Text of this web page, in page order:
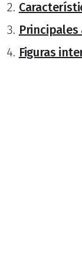
Principales
Figuras